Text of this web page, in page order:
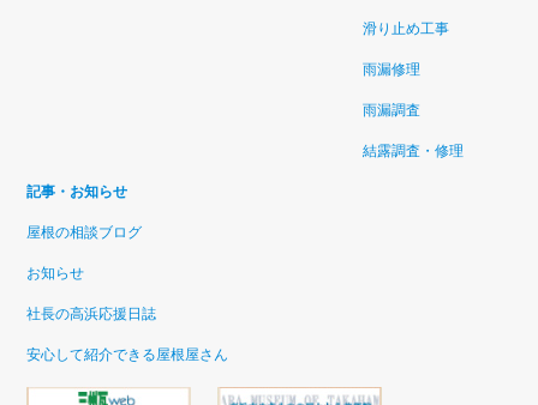
滑り止め工事
雨漏修理
雨漏調査
結露調査・修理
記事・お知らせ
屋根の相談ブログ
お知らせ
社長の高浜応援日誌
安心して紹介できる屋根屋さん